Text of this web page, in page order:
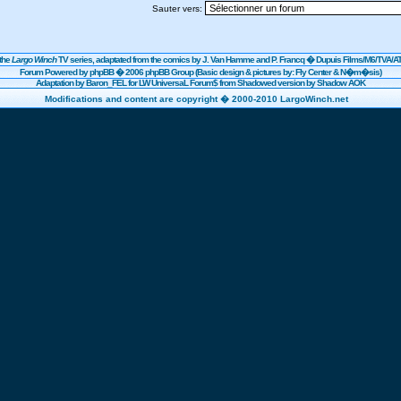
Sauter vers:
Largo WinchTV series, adaptated from the comics by J. Van Hamme and P. Francq �DupuisFilms/M6/TVA/
Forum Powered byphpBB� 2006 phpBB Group (Basic design & pictures by: Fly Center & N�m�sis)
Adaptation by Baron_FEL for LW UniversaL Forum$ from Shadowed version by Shadow AOK
Modifications and content are copyright � 2000-2010 LargoWinch.net